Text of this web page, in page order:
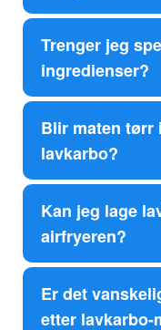
Trenger jeg
ingredienser?
Blir maten tørr
lavkarbo?
Kan jeg lage
airfryeren?
Er det
etter lavkarbo-